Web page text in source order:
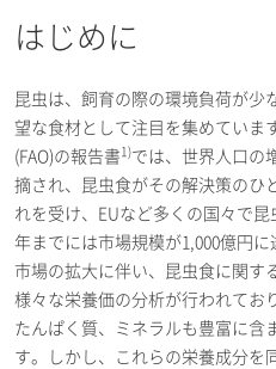
はじめに
昆虫は、飼育の際の環境負荷が少
望な食材として注目を集めていま
(FAO)の報告書 1)では、世界人口の
摘され、昆虫食がその解決策のひ
れを受け、EUなど多くの国々で
年までには市場規模が1,000億円
市場の拡大に伴い、昆虫食に関す
様々な栄養価の分析が行われてお
たんぱく質、ミネラルも豊富に含
す。しかし、これらの栄養成分を